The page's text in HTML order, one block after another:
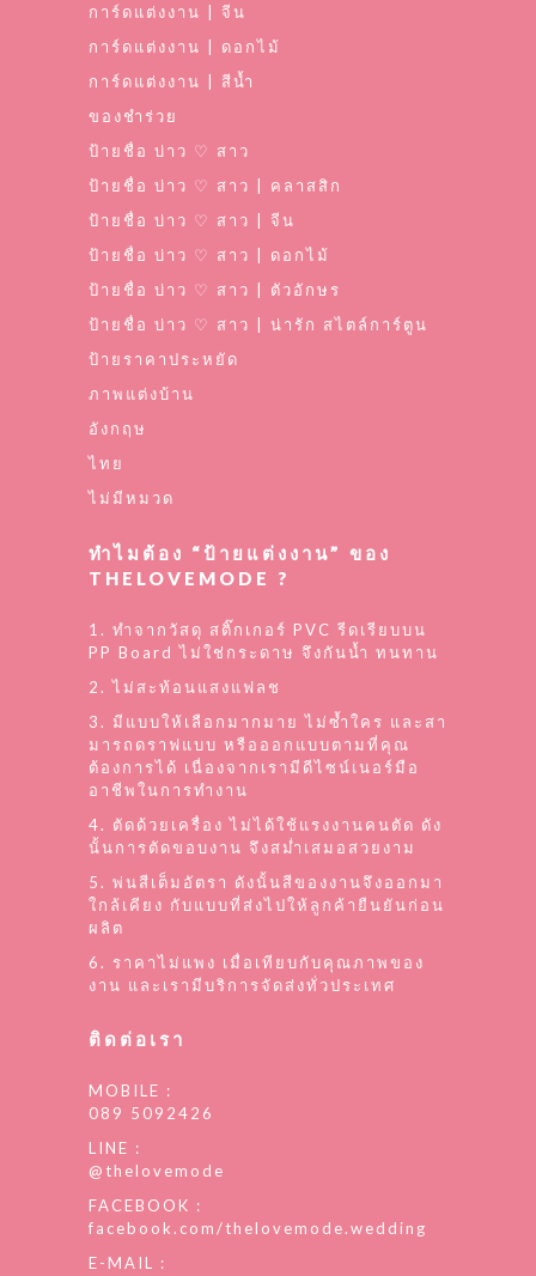
การ์ดแต่งงาน | จีน
การ์ดแต่งงาน | ดอกไม้
การ์ดแต่งงาน | สีน้ำ
ของชำร่วย
ป้ายชื่อ บ่าว ♡ สาว
ป้ายชื่อ บ่าว ♡ สาว | คลาสสิก
ป้ายชื่อ บ่าว ♡ สาว | จีน
ป้ายชื่อ บ่าว ♡ สาว | ดอกไม้
ป้ายชื่อ บ่าว ♡ สาว | ตัวอักษร
ป้ายชื่อ บ่าว ♡ สาว | น่ารัก สไตล์การ์ตูน
ป้ายราคาประหยัด
ภาพแต่งบ้าน
อังกฤษ
ไทย
ไม่มีหมวด
ทำไมต้อง “ป้ายแต่งงาน” ของ
THELOVEMODE ?
1. ทำจากวัสดุ สติ๊กเกอร์ PVC รีดเรียบบน
PP Board ไม่ใช่กระดาษ จึงกันน้ำ ทนทาน
2. ไม่สะท้อนแสงแฟลช
3. มีแบบให้เลือกมากมาย ไม่ซ้ำใคร และสา
มารถดราฟแบบ หรือออกแบบตามที่คุณ
ต้องการได้ เนื่องจากเรามีดีไซน์เนอร์มือ
อาชีพในการทำงาน
4. ตัดด้วยเครื่อง ไม่ได้ใช้แรงงานคนตัด ดัง
นั้นการตัดขอบงาน จึงสม่ำเสมอสวยงาม
5. พ่นสีเต็มอัตรา ดังนั้นสีของงานจึงออกมา
ใกล้เคียง กับแบบที่ส่งไปให้ลูกค้ายืนยันก่อน
ผลิต
6. ราคาไม่แพง เมื่อเทียบกับคุณภาพของ
งาน และเรามีบริการจัดส่งทั่วประเทศ
ติดต่อเรา
MOBILE :
089 5092426
LINE :
@thelovemode
FACEBOOK :
facebook.com/thelovemode.wedding
E-MAIL :